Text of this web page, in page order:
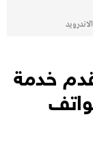
خدمة